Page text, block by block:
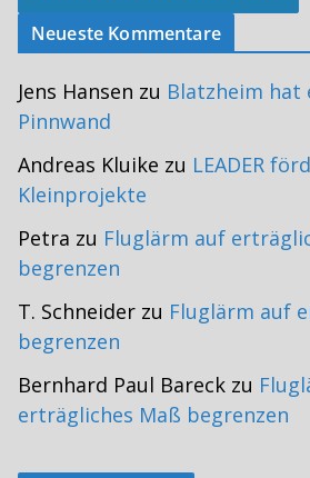
Neueste Kommentare
Jens Hansen zu Blatzheim hat
Pinnwand
Andreas Kluike zu LEADER
Kleinprojekte
Petra zu Fluglärm auf
begrenzen
T. Schneider zu Fluglärm auf
begrenzen
Bernhard Paul Bareck zu
erträgliches Maß begrenzen